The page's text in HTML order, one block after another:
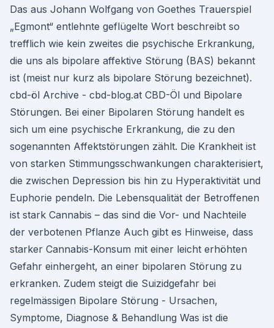
Das aus Johann Wolfgang von Goethes Trauerspiel
„Egmont“ entlehnte geflügelte Wort beschreibt so
trefflich wie kein zweites die psychische Erkrankung,
die uns als bipolare affektive Störung (BAS) bekannt
ist (meist nur kurz als bipolare Störung bezeichnet).
cbd-öl Archive - cbd-blog.at CBD-Öl und Bipolare
Störungen. Bei einer Bipolaren Störung handelt es
sich um eine psychische Erkrankung, die zu den
sogenannten Affektstörungen zählt. Die Krankheit ist
von starken Stimmungsschwankungen charakterisiert,
die zwischen Depression bis hin zu Hyperaktivität und
Euphorie pendeln. Die Lebensqualität der Betroffenen
ist stark Cannabis – das sind die Vor- und Nachteile
der verbotenen Pflanze Auch gibt es Hinweise, dass
starker Cannabis-Konsum mit einer leicht erhöhten
Gefahr einhergeht, an einer bipolaren Störung zu
erkranken. Zudem steigt die Suizidgefahr bei
regelmässigen Bipolare Störung - Ursachen,
Symptome, Diagnose & Behandlung Was ist die